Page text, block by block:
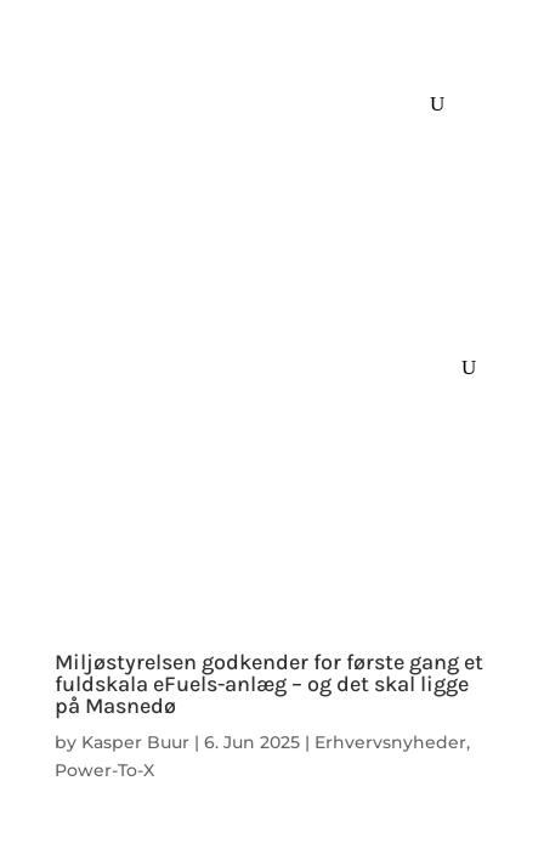
Miljøstyrelsen godkender for første gang et
fuldskala eFuels-anlæg – og det skal ligge
på Masnedø
by Kasper Buur| 6. Jun 2025| Erhvervsnyheder,
Power-To-X